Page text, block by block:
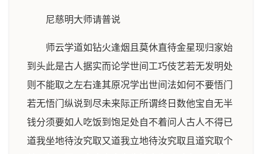
尼慈明大师请普说
师云学道如钻火逢烟且莫休直待金星现归家始
到头此是古人据实而论学世间工巧伎艺若无发明处
则不能取之左右逢其原况学出世间法如何不要悟门
若无悟门纵说到尽未来际正所谓终日数他宝自无半
钱分须要如人吃饭到饱足处自不着问人古人不得已
道我坐地待汝究取又道我立地待汝究取且道究取个